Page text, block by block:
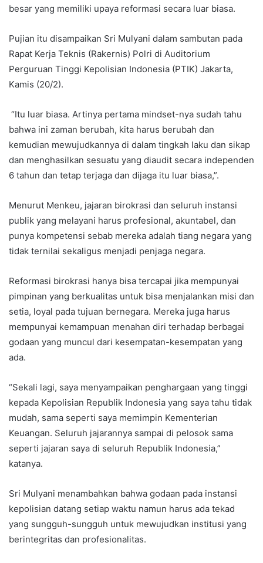
besar yang memiliki upaya reformasi secara luar biasa.
Pujian itu disampaikan Sri Mulyani dalam sambutan pada
Rapat Kerja Teknis (Rakernis) Polri di Auditorium
Perguruan Tinggi Kepolisian Indonesia (PTIK) Jakarta,
Kamis (20/2).
“Itu luar biasa. Artinya pertama mindset-nya sudah tahu
bahwa ini zaman berubah, kita harus berubah dan
kemudian mewujudkannya di dalam tingkah laku dan sikap
dan menghasilkan sesuatu yang diaudit secara independen
6 tahun dan tetap terjaga dan dijaga itu luar biasa,”.
Menurut Menkeu, jajaran birokrasi dan seluruh instansi
publik yang melayani harus profesional, akuntabel, dan
punya kompetensi sebab mereka adalah tiang negara yang
tidak ternilai sekaligus menjadi penjaga negara.
Reformasi birokrasi hanya bisa tercapai jika mempunyai
pimpinan yang berkualitas untuk bisa menjalankan misi dan
setia, loyal pada tujuan bernegara. Mereka juga harus
mempunyai kemampuan menahan diri terhadap berbagai
godaan yang muncul dari kesempatan-kesempatan yang
ada.
“Sekali lagi, saya menyampaikan penghargaan yang tinggi
kepada Kepolisian Republik Indonesia yang saya tahu tidak
mudah, sama seperti saya memimpin Kementerian
Keuangan. Seluruh jajarannya sampai di pelosok sama
seperti jajaran saya di seluruh Republik Indonesia,”
katanya.
Sri Mulyani menambahkan bahwa godaan pada instansi
kepolisian datang setiap waktu namun harus ada tekad
yang sungguh-sungguh untuk mewujudkan institusi yang
berintegritas dan profesionalitas.